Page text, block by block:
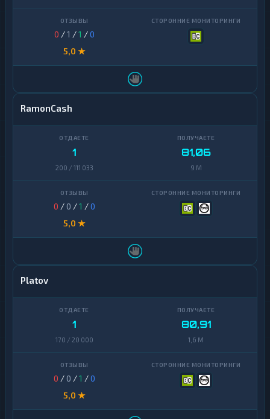
0 /1 /1 /0
5,0 ★
RamonCash
1
200 / 111 033
81,06
9 M
0 / 0 /1 /0
5,0 ★
Platov
1
170 / 20 000
80,91
1,6 M
0 / 0 /1 /0
5,0 ★